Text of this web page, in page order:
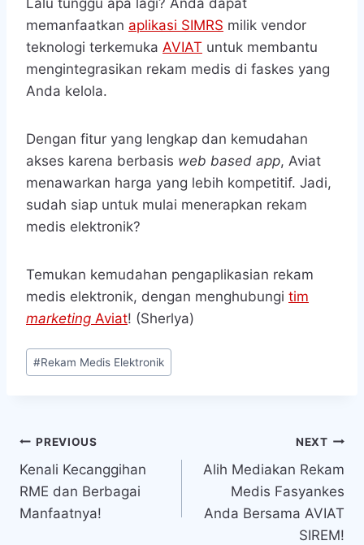
memanfaatkan aplikasi SIMRS milik vendor
teknologi terkemuka AVIAT untuk membantu
mengintegrasikan rekam medis di faskes yang
Anda kelola.
Dengan fitur yang lengkap dan kemudahan
akses karena berbasis web based app, Aviat
menawarkan harga yang lebih kompetitif. Jadi,
sudah siap untuk mulai menerapkan rekam
medis elektronik?
Temukan kemudahan pengaplikasian rekam
medis elektronik, dengan menghubungi tim
marketing Aviat! (Sherlya)
Post
Tags:
#Rekam Medis Elektronik
Navigasi
pos
PREVIOUS
Kenali Kecanggihan
RME dan Berbagai
Manfaatnya!
NEXT
Alih Mediakan Rekam
Medis Fasyankes
Anda Bersama AVIAT
SIREM!